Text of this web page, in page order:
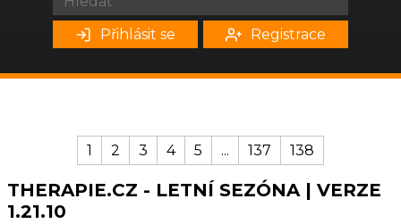
Přihlásit se Registrace
1 2 3 4 5 ... 137 138
THERAPIE.CZ - LETNÍ SEZÓNA | VERZE
1.21.10